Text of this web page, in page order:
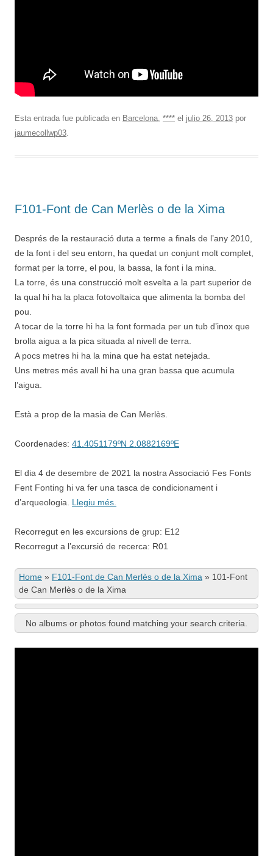
Esta entrada fue publicada en Barcelona, **** el julio 26, 2013 por
jaumecollwp03.
F101-Font de Can Merlès o de la Xima
Després de la restauració duta a terme a finals de l’any 2010,
de la font i del seu entorn, ha quedat un conjunt molt complet,
format per la torre, el pou, la bassa, la font i la mina.
La torre, és una construcció molt esvelta a la part superior de
la qual hi ha la placa fotovoltaica que alimenta la bomba del
pou.
A tocar de la torre hi ha la font formada per un tub d’inox que
brolla aigua a la pica situada al nivell de terra.
A pocs metres hi ha la mina que ha estat netejada.
Uns metres més avall hi ha una gran bassa que acumula
l’aigua.
Està a prop de la masia de Can Merlès.
Coordenades: 41.4051179ºN 2.0882169ºE
El dia 4 de desembre de 2021 la nostra Associació Fes Fonts
Fent Fonting hi va fer una tasca de condicionament i
d’arqueologia. Llegiu més.
Recorregut en les excursions de grup: E12
Recorregut a l’excursió de recerca: R01
Home » F101-Font de Can Merlès o de la Xima » 101-Font
de Can Merlès o de la Xima
No albums or photos found matching your search criteria.